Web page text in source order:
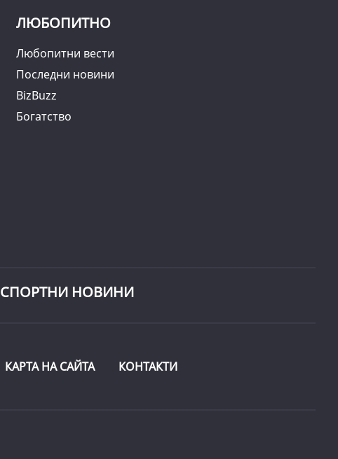
ЛЮБОПИТНО
Любопитни вести
Последни новини
BizBuzz
Богатство
СПОРТНИ НОВИНИ
КАРТА НА САЙТА КОНТАКТИ